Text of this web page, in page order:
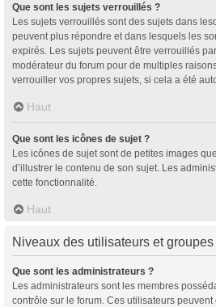
Que sont les sujets verrouillés ?
Les sujets verrouillés sont des sujets dans
peuvent plus répondre et dans lesquels les
expirés. Les sujets peuvent être verrouillés
modérateur du forum pour de multiples
verrouiller vos propres sujets, si cela a été
Haut
Que sont les icônes de sujet ?
Les icônes de sujet sont de petites images
d’illustrer le contenu de son sujet. Les
cette fonctionnalité.
Haut
Niveaux des utilisateurs et groupes
Que sont les administrateurs ?
Les administrateurs sont les membres
contrôle sur le forum. Ces utilisateurs